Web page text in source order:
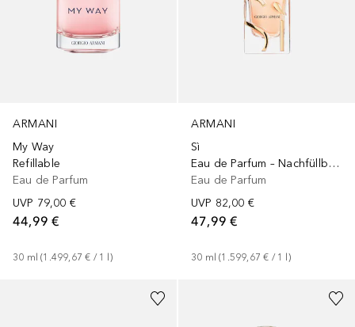
ARMANI
My Way
Refillable
Eau de Parfum
UVP 79,00 €
44,99 €
30 ml (1.499,67 € / 1 )
ARMANI
Sì
Eau de Parfum – Nachfüllbares Parfüm
Eau de Parfum
UVP 82,00 €
47,99 €
30 ml (1.599,67 € / 1 )
1Größe 2Größen